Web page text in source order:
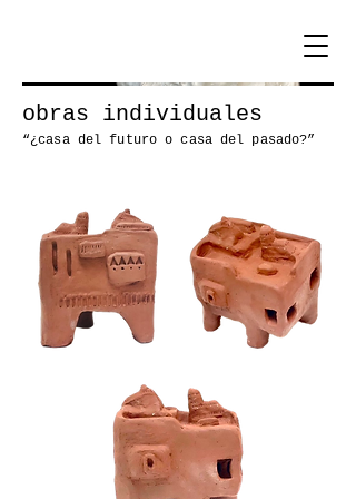
obras individuales
“¿casa del futuro o casa del pasado?”